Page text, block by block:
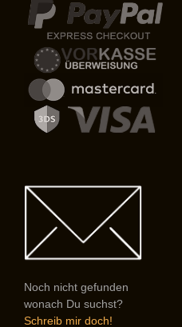
Noch nicht gefunden
wonach Du suchst?
Schreib mir doch!